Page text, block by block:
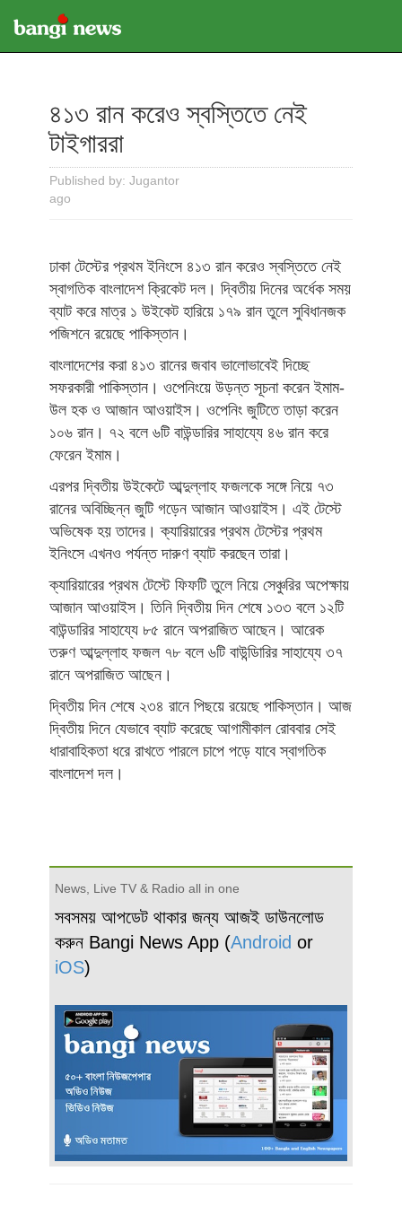
৪১৩ রান করেও স্বস্তিতে নেই
টাইগাররা
Published by: Jugantor
ago
ঢাকা টেস্টের প্রথম ইনিংসে ৪১৩ রান করেও স্বস্তিতে নেই
স্বাগতিক বাংলাদেশ ক্রিকেট দল। দ্বিতীয় দিনের অর্ধেক সময়
ব্যাট করে মাত্র ১ উইকেট হারিয়ে ১৭৯ রান তুলে সুবিধানজক
পজিশনে রয়েছে পাকিস্তান।
বাংলাদেশের করা ৪১৩ রানের জবাব ভালোভাবেই দিচ্ছে
সফরকারী পাকিস্তান। ওপেনিংয়ে উড়ন্ত সূচনা করেন ইমাম-
উল হক ও আজান আওয়াইস। ওপেনিং জুটিতে তাড়া করেন
১০৬ রান। ৭২ বলে ৬টি বাউন্ডারির সাহায্যে ৪৬ রান করে
ফেরেন ইমাম।
এরপর দ্বিতীয় উইকেটে আব্দুল্লাহ ফজলকে সঙ্গে নিয়ে ৭৩
রানের অবিচ্ছিন্ন জুটি গড়েন আজান আওয়াইস। এই টেস্টে
অভিষেক হয় তাদের। ক্যারিয়ারের প্রথম টেস্টের প্রথম
ইনিংসে এখনও পর্যন্ত দারুণ ব্যাট করছেন তারা।
ক্যারিয়ারের প্রথম টেস্টে ফিফটি তুলে নিয়ে সেঞ্চুরির অপেক্ষায়
আজান আওয়াইস। তিনি দ্বিতীয় দিন শেষে ১৩৩ বলে ১২টি
বাউন্ডারির সাহায্যে ৮৫ রানে অপরাজিত আছেন। আরেক
তরুণ আব্দুল্লাহ ফজল ৭৮ বলে ৬টি বাউন্ডিারির সাহায্যে ৩৭
রানে অপরাজিত আছেন।
দ্বিতীয় দিন শেষে ২৩৪ রানে পিছয়ে রয়েছে পাকিস্তান। আজ
দ্বিতীয় দিনে যেভাবে ব্যাট করেছে আগামীকাল রোববার সেই
ধারাবাহিকতা ধরে রাখতে পারলে চাপে পড়ে যাবে স্বাগতিক
বাংলাদেশ দল।
News, Live TV & Radio all in one
সবসময় আপডেট থাকার জন্য আজই ডাউনলোড
করুন Bangi News App (Android or
iOS)